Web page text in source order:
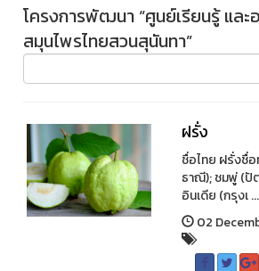
โครงการพัฒนา “ศูนย์เรียนรู้ แล
สมุนไพรไทยสวนสุนันทา”
ฝรั่ง
ชื่อไทย ฝรั่งชื่
ธาณี); ชมพู่ (ปั
อินเดีย (กรุงเ ...
02